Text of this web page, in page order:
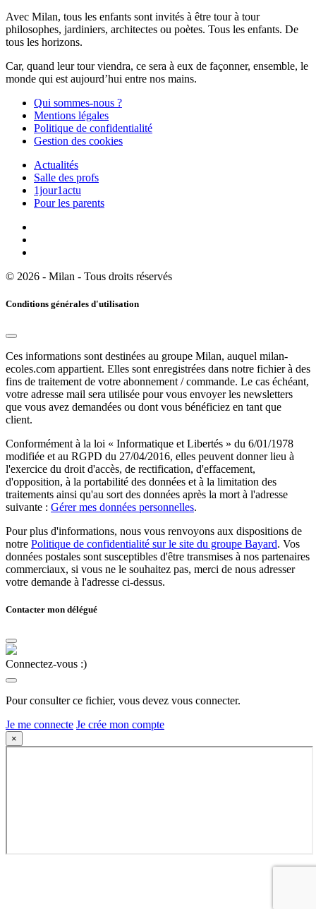
Avec Milan, tous les enfants sont invités à être tour à tour
philosophes, jardiniers, architectes ou poètes. Tous les enfants. De
tous les horizons.
Car, quand leur tour viendra, ce sera à eux de façonner, ensemble, le
monde qui est aujourd’hui entre nos mains.
Qui sommes-nous ?
Mentions légales
Politique de confidentialité
Gestion des cookies
Actualités
Salle des profs
1jour1actu
Pour les parents
© 2026 - Milan - Tous droits réservés
Conditions générales d'utilisation
Ces informations sont destinées au groupe Milan, auquel milan-
ecoles.com appartient. Elles sont enregistrées dans notre fichier à des
fins de traitement de votre abonnement / commande. Le cas échéant,
votre adresse mail sera utilisée pour vous envoyer les newsletters
que vous avez demandées ou dont vous bénéficiez en tant que
client.
Conformément à la loi « Informatique et Libertés » du 6/01/1978
modifiée et au RGPD du 27/04/2016, elles peuvent donner lieu à
l'exercice du droit d'accès, de rectification, d'effacement,
d'opposition, à la portabilité des données et à la limitation des
traitements ainsi qu'au sort des données après la mort à l'adresse
suivante : Gérer mes données personnelles.
Pour plus d'informations, nous vous renvoyons aux dispositions de
notre Politique de confidentialité sur le site du groupe Bayard. Vos
données postales sont susceptibles d'être transmises à nos partenaires
commerciaux, si vous ne le souhaitez pas, merci de nous adresser
votre demande à l'adresse ci-dessus.
Contacter mon délégué
Connectez-vous :)
Pour consulter ce fichier, vous devez vous connecter.
Je me connecte Je crée mon compte
×